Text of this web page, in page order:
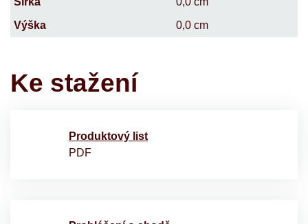
Výška
0,0 cm
Ke stažení
Produktový list
PDF